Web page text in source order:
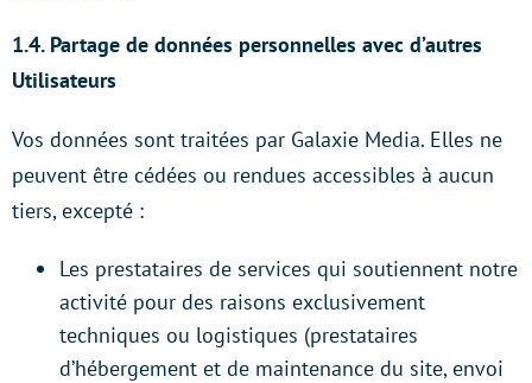
1.4. Partage de données personnelles avec d’autres
Utilisateurs
Vos données sont traitées par Galaxie Media. Elles ne
peuvent être cédées ou rendues accessibles à aucun
tiers, excepté :
Les prestataires de services qui soutiennent notre
activité pour des raisons exclusivement
techniques ou logistiques (prestataires
d’hébergement et de maintenance du site, envoi